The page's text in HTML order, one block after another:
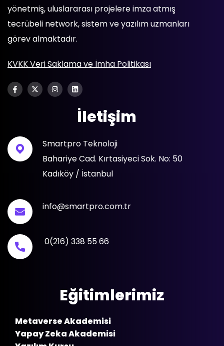
yönetmiş, uluslararası projelere imza atmış
tecrübeli network, sistem ve yazılım uzmanları
görev almaktadır.
KVKK Veri Saklama ve İmha Politikası
İletişim
Smartpro Teknoloji
Bahariye Cad. Kırtasiyeci Sok. No: 50
Kadıköy / İstanbul
info@smartpro.com.tr
0(216) 338 55 66
Eğitimlerimiz
Metaverse Akademisi
Yapay Zeka Akademisi